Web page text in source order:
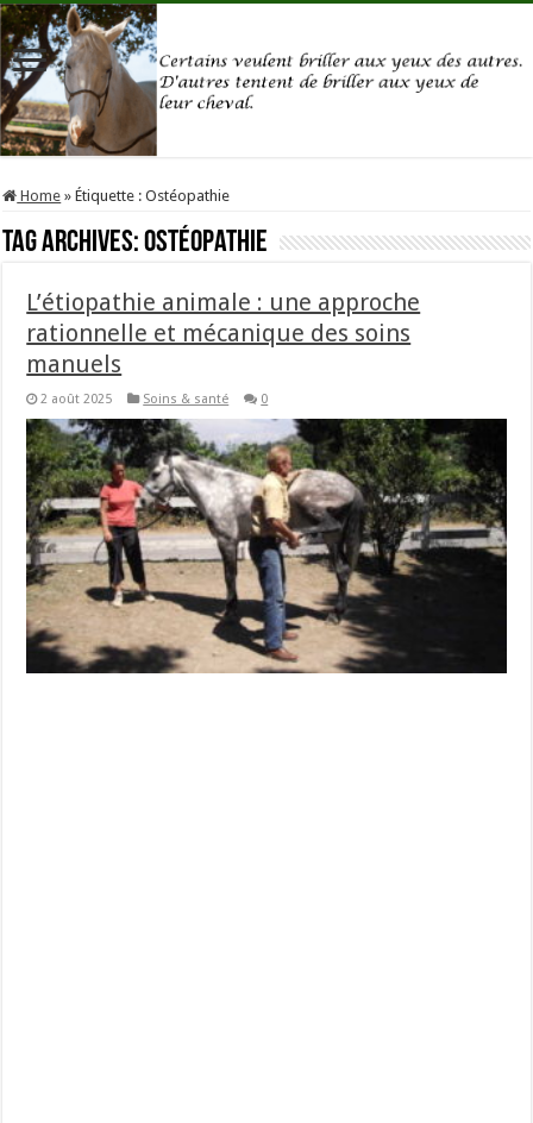
Home » Étiquette :Ostéopathie
Tag Archives:Ostéopathie
L’étiopathie animale : une approche
rationnelle et mécanique des soins
manuels
2 août 2025 Soins & santé 0